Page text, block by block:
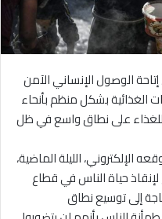
الوصول الإنساني الآمن
الغذائية بشكل منظم بأنحاء
للغذاء على نطاق واسع في ظل
الإلكتروني، الليلة الماضية،
حياة الناس في قطاع
إلى توسيع نطاق